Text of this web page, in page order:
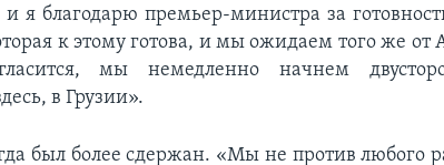
я благодарю премьер-министра за
к этому готова, и мы ожидаем того же от
мы немедленно начнем
в Грузии».
был более сдержан. «Мы не против любого